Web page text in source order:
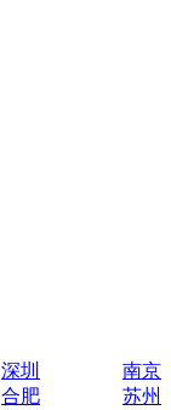
深圳
南京
合肥
苏州